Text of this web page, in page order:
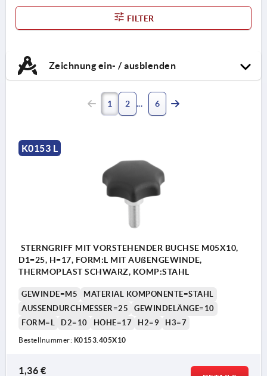
FILTER
Zeichnung ein- / ausblenden
1 2 6
K0153 L
STERNGRIFF MIT VORSTEHENDER BUCHSE M05X10,
D1=25, H=17, FORM:L MIT AUßENGEWINDE,
THERMOPLAST SCHWARZ, KOMP:STAHL
GEWINDE=M5
MATERIAL KOMPONENTE=STAHL
AUSSENDURCHMESSER=25
GEWINDELÄNGE=10
FORM=L
D2=10 HÖHE=17 H2=9 H3=7
Bestellnummer: K0153.405X10
1,36 €